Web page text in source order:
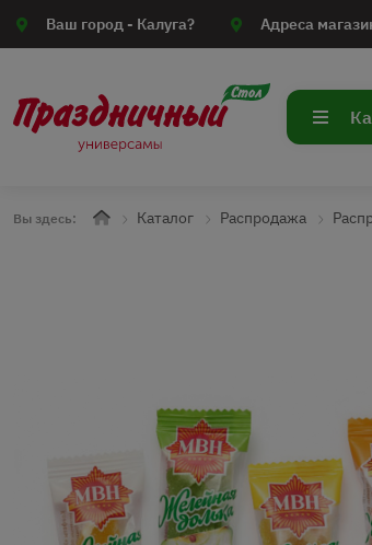
Ваш город - Калуга? Адреса
Вы здесь: Каталог Распродажа